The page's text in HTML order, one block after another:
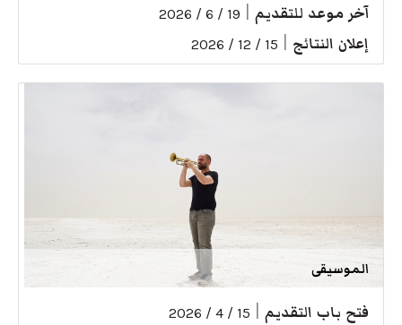
آخر موعد للتقديم 19 / 6 / 2026
إعلان النتائج 15 / 12 / 2026
الموسيقى
فتح باب التقديم 15 / 4 / 2026